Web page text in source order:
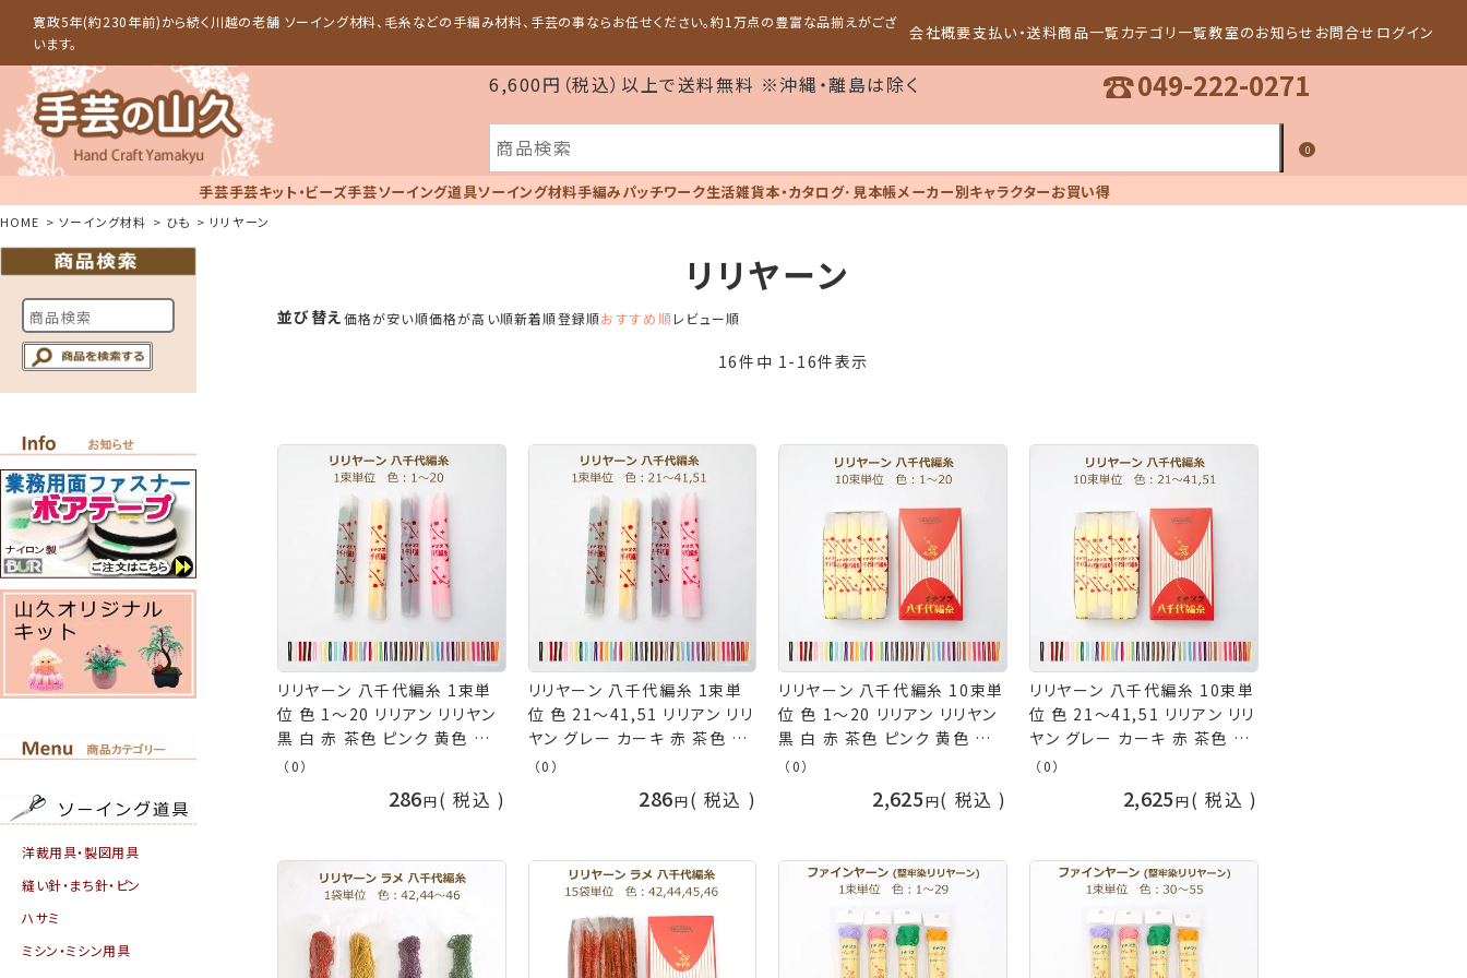
寛政5年(約230年前)から続く川越の老舗 ソーイング材料、毛糸などの手編み材料、手芸の事ならお任せください。約1万点の豊富な品揃えがござ
います。
会社概要支払い・送料商品一覧 カテゴリ一覧教室のお知らせ お問合せ ログイン
6,600円（税込）以上で送料無料 ※沖縄・離島は除く ☎049-222-0271
0
手芸手芸キット・ビーズ手芸ソーイング道具ソーイング材料手編みパッチワーク生活雑貨本・カタログ･見本帳メーカー別キャラクターお買い得
HOME ソーイング材料 ひも リリヤーン
洋裁用具・製図用具
縫い針・まち針・ピン
ハサミ
ミシン・ミシン用具
リリヤーン
並び替え価格が安い順価格が高い順新着順登録順おすすめ順レビュー順
16件中 1 - 16件表示
リリヤーン 八千代編糸 1束単
位 色 1～20 リリアン リリヤン
黒 白 赤 茶色 ピンク 黄色 緑
青 水色 紺 オレンジ 紫 えんじ
ブラック ホワイト ブラウン イエ
ロー グリーン ブルー ネイビー
ッセル イナズマ ネコポス可 手
芸の山久
（0）
286 税込
リリヤーン 八千代編糸 1束単
位 色 21～41,51 リリアン リリ
ヤン グレー カーキ 赤 茶色 ピ
ンク 黄色 緑 青 水色 オレンジ
紫 えんじ ブラウン イエロー グ
リーン ブルー ベージュ パープ
イナズマ ネコポス可 手芸の山
（0）
286 税込
リリヤーン 八千代編糸 10束単
位 色 1～20 リリアン リリヤン
黒 白 赤 茶色 ピンク 黄色 緑
青 水色 紺 オレンジ 紫 えんじ
ブラック ホワイト ブラウン イエ
ロー グリーン ブルー ネイビー
ッセル イナズマ 手芸の山久
（0）
2,625 税込
リリヤーン 八千代編糸 10束単
位 色 21～41,51 リリアン リリ
ヤン グレー カーキ 赤 茶色 ピ
ンク 黄色 緑 青 水色 オレンジ
紫 えんじ ブラウン イエロー グ
リーン ブルー ベージュ パープ
イナズマ 手芸の山久
（0）
2,625 税込